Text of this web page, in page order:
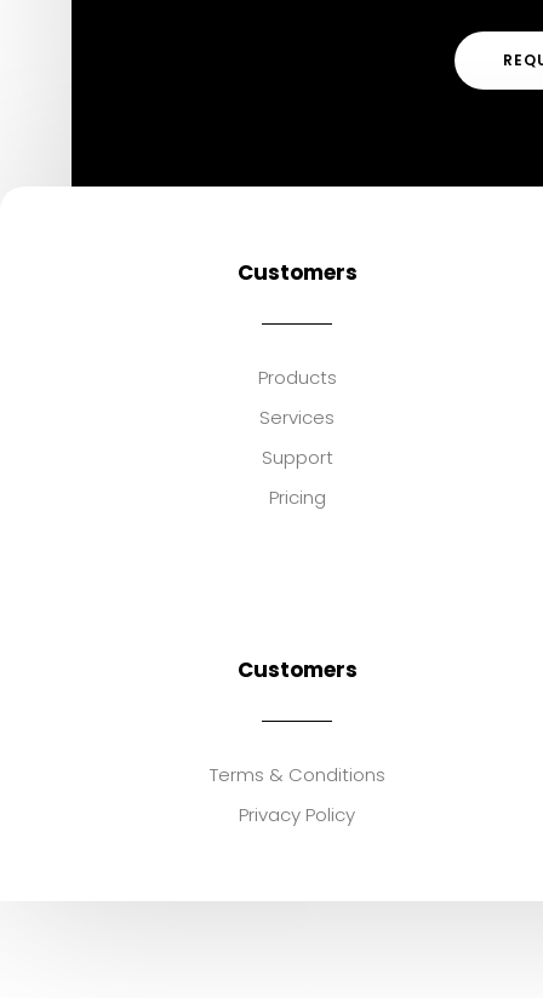
Customers
Products
Services
Support
Pricing
Customers
Terms & Conditions
Privacy Policy